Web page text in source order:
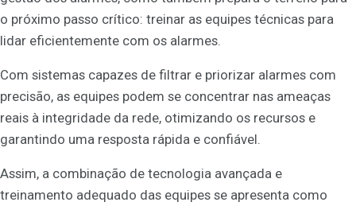
o próximo passo crítico: treinar as equipes técnicas para
lidar eficientemente com os alarmes.
Com sistemas capazes de filtrar e priorizar alarmes com
precisão, as equipes podem se concentrar nas ameaças
reais à integridade da rede, otimizando os recursos e
garantindo uma resposta rápida e confiável.
Assim, a combinação de tecnologia avançada e
treinamento adequado das equipes se apresenta como